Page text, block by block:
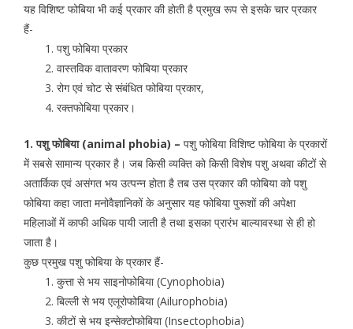
यह विशिष्ट फोबिया भी कई प्रकार की होती है प्रमुख रूप से इसके चार प्रकार
हैं-
पशु फोबिया प्रकार
वास्तविक वातावरण फोबिया प्रकार
रोग एवं चोट से संबंधित फोबिया प्रकार,
रक्तफोबिया प्रकार।
1. पशु फोबिया (animal phobia) – पशु फोबिया विशिष्ट फोबिया के प्रकारों
में सबसे सामान्य प्रकार है। जब किसी व्यक्ति को किसी विशेष पशु अथवा कीटों से
अतार्किक एवं असंगत भय उत्पन्न होता है तब उस प्रकार की फोबिया को पशु
फोबिया कहा जाता मनोवैज्ञानिकों के अनुसार यह फोबिया पुरूशों की अपेक्षा
महिलाओं में काफी अधिक पायी जाती है तथा इसका प्रारंभ बाल्यावस्था से ही हो
जाता है।
कुछ प्रमुख पशु फोबिया के प्रकार हैं-
कुत्ता से भय साइनोफोबिया (Cynophobia)
बिल्ली से भय एलूरोफोबिया (Ailurophobia)
कीटों से भय इन्सेक्टोफोबिया (Insectophobia)